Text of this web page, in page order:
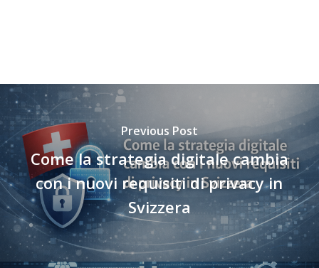
Previous Post
Come la strategia digitale cambia
con i nuovi requisiti di privacy in
Svizzera